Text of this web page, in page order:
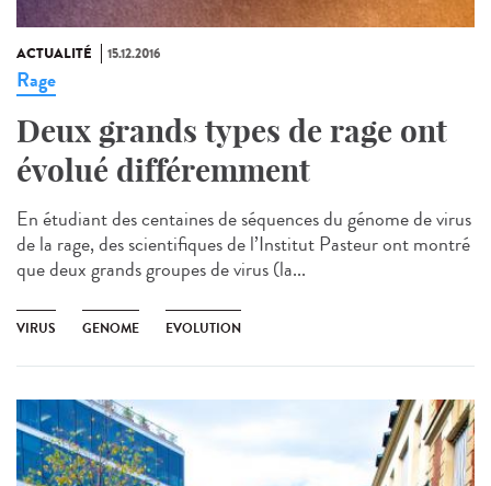
ACTUALITÉ 15.12.2016
Rage
Deux grands types de rage ont
évolué différemment
En étudiant des centaines de séquences du génome de virus
de la rage, des scientifiques de l’Institut Pasteur ont montré
que deux grands groupes de virus (la...
VIRUS GENOME EVOLUTION